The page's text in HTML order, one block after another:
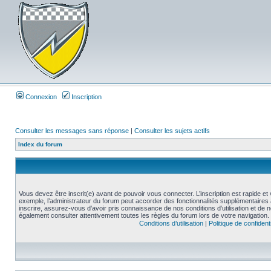
Connexion Inscription
Consulter les messages sans réponse | Consulter les sujets actifs
Index du forum
Vous devez être inscrit(e) avant de pouvoir vous connecter. L’inscription est rapide
exemple, l’administrateur du forum peut accorder des fonctionnalités
inscrire, assurez-vous d’avoir pris connaissance de nos conditions d’utilisation et de
également consulter attentivement toutes les règles du forum lors de votre navigation.
Conditions d’utilisation| Politique de